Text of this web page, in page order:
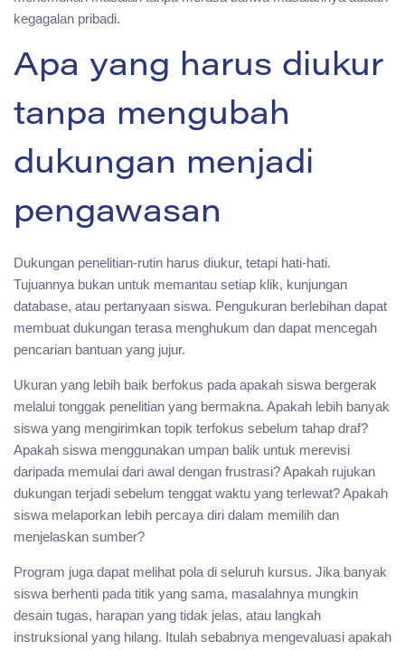
kegagalan pribadi.
Apa yang harus diukur
tanpa mengubah
dukungan menjadi
pengawasan
Dukungan penelitian-rutin harus diukur, tetapi hati-hati.
Tujuannya bukan untuk memantau setiap klik, kunjungan
database, atau pertanyaan siswa. Pengukuran berlebihan dapat
membuat dukungan terasa menghukum dan dapat mencegah
pencarian bantuan yang jujur.
Ukuran yang lebih baik berfokus pada apakah siswa bergerak
melalui tonggak penelitian yang bermakna. Apakah lebih banyak
siswa yang mengirimkan topik terfokus sebelum tahap draf?
Apakah siswa menggunakan umpan balik untuk merevisi
daripada memulai dari awal dengan frustrasi? Apakah rujukan
dukungan terjadi sebelum tenggat waktu yang terlewat? Apakah
siswa melaporkan lebih percaya diri dalam memilih dan
menjelaskan sumber?
Program juga dapat melihat pola di seluruh kursus. Jika banyak
siswa berhenti pada titik yang sama, masalahnya mungkin
desain tugas, harapan yang tidak jelas, atau langkah
instruksional yang hilang. Itulah sebabnya mengevaluasi apakah